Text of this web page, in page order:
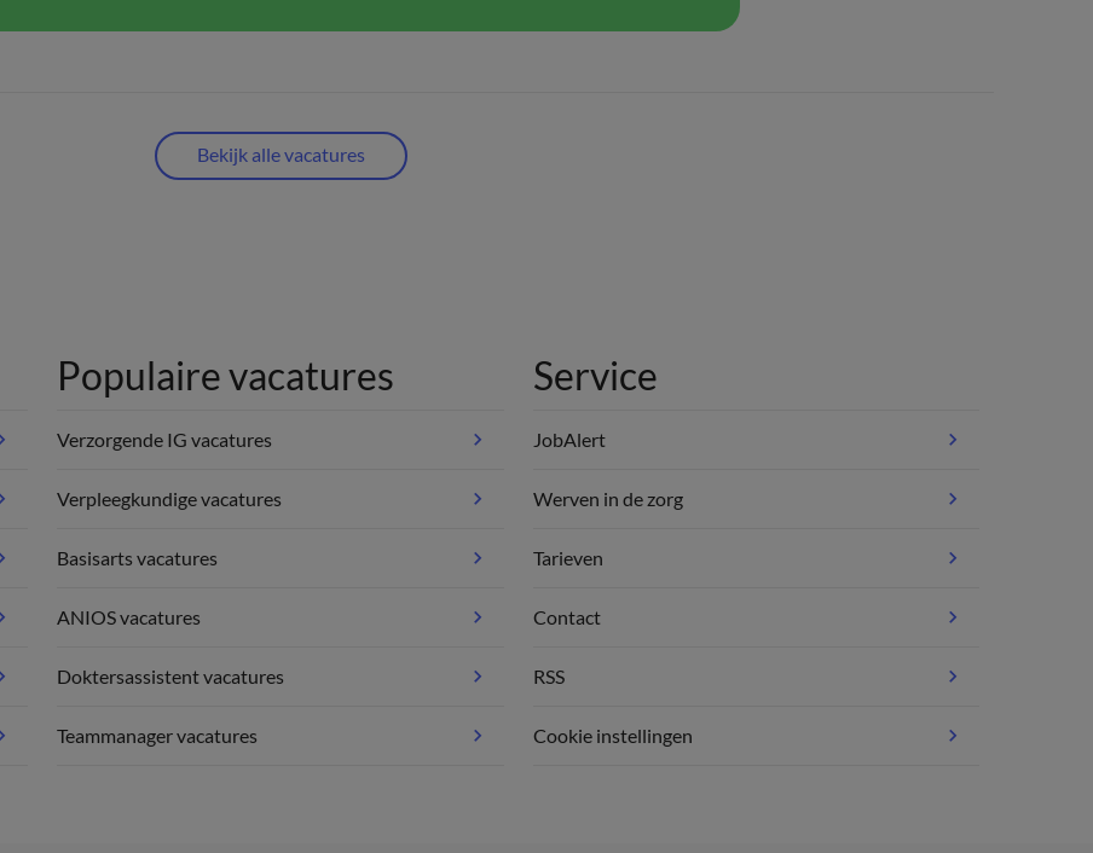
Bekijk alle vacatures
Populaire vacatures
Verzorgende IG vacatures
Verpleegkundige vacatures
Basisarts vacatures
ANIOS vacatures
Doktersassistent vacatures
Teammanager vacatures
Service
JobAlert
Werven in de zorg
Tarieven
Contact
RSS
Cookie instellingen